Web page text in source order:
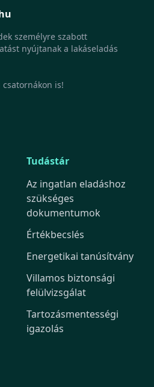
személyre szabott
nyújtanak a lakáseladás
csatornákon is!
Tudástár
Az ingatlan eladáshoz
szükséges
dokumentumok
Értékbecslés
Energetikai tanúsítvány
Villamos biztonsági
felülvizsgálat
Tartozásmentességi
igazolás